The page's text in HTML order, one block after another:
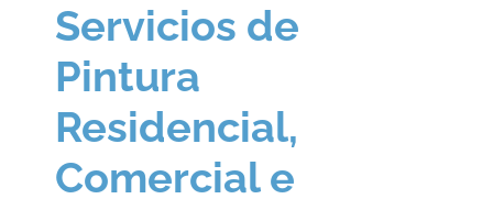
Servicios de
Pintura
Residencial,
Comercial e